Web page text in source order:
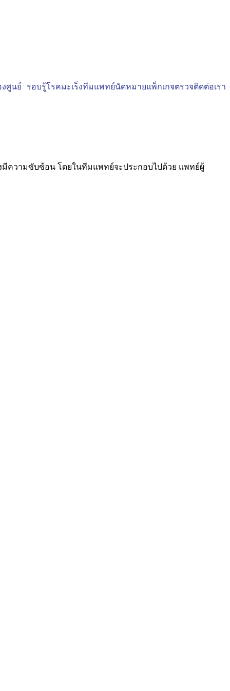
ศูนย์
รอบรู้โรคมะเร็งทีมแพทย์นัดหมายแพ็กเกจตรวจติดต่อเรา
ความซับซ้อน โดยในทีมแพทย์จะประกอบไปด้วย แพทย์ผู้